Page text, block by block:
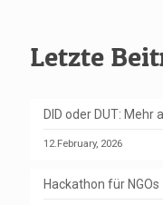
Letzte
DID oder DUT: Mehr
12.February, 2026
Hackathon für NGOs